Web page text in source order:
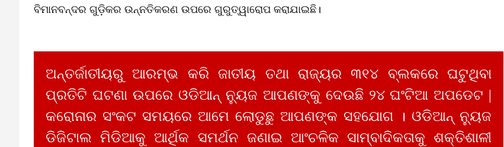
ବିମାନବନ୍ଦର ଗୁଡ଼ିକର ଉନ୍ନତିକରଣ ଉପରେ ଗୁରୁତ୍ୱାରୋପ କରାଯାଇଛି।
ଅନ୍ତର୍ଜାତୀୟରୁ ଆରମ୍ଭ କରି ଜାତୀୟ ତଥା ରାଜ୍ୟର ୩୧୪ ବ୍ଲକରେ ଘଟୁଥିବା
ପ୍ରତିଟି ଘଟଣା ଉପରେ ଓଡିଆନ୍ ନ୍ୟୁଜ ଆପଣଙ୍କୁ ଦେଉଛି ୨୪ ଘଂଟିଆ ଅପଡେଟ |
କରୋନାର ସଂକଟ ସମୟରେ ଆମେ ଲୋଡୁଛୁ ଆପଣଙ୍କ ସହଯୋଗ । ଓଡିଆନ୍ ନ୍ୟୁଜ
ଡିଜିଟାଲ ମିଡିଆକୁ ଆର୍ଥିକ ସମର୍ଥନ ଜଣାଇ ଆଂଚଳିକ ସାମ୍ବାଦିକତାକୁ ଶକ୍ତିଶାଳୀ